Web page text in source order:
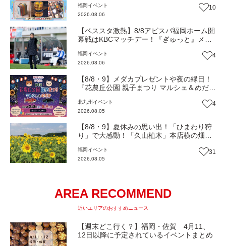
中央区）【イベント】
福岡 イベント
2026.08.06
10
【ベススタ激熱】8/8アビスパ福岡ホーム開
幕戦はKBCマッチデー！『ぎゅっと』メン
福岡 イベント
2026.08.06
4
【8/8・9】メダカプレゼントや夜の縁日！
『花農丘公園 親子まつり マルシェ＆めだ
北九州 イベント
2026.08.05
4
【8/8・9】夏休みの思い出！「ひまわり狩
り」で大感動！「久山植木」本店横の畑で
福岡 イベント
2026.08.05
31
AREA RECOMMEND
近いエリアのおすすめニュース
【週末どこ行く？】福岡・佐賀 4月11、
12日以降に予定されているイベントまとめ